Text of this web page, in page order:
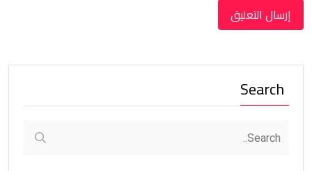
Search